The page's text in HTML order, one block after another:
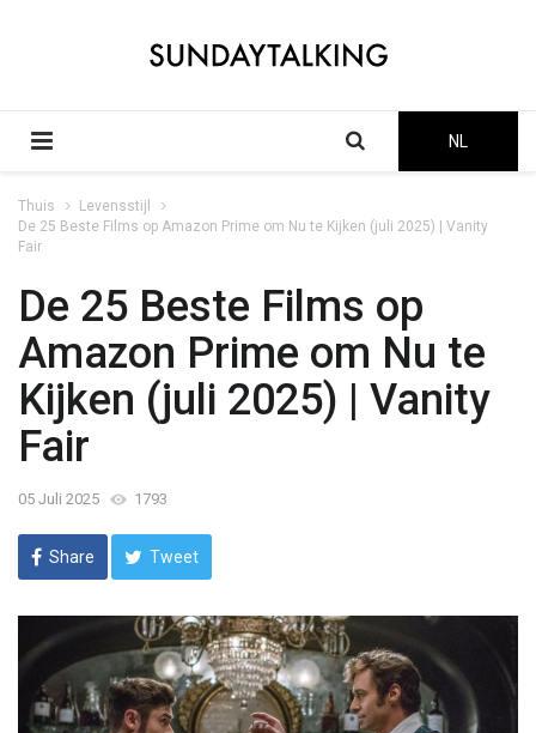
NL
Thuis
Levensstijl
De 25 Beste Films op Amazon Prime om Nu te Kijken (juli 2025) | Vanity
Fair
De 25 Beste Films op
Amazon Prime om Nu te
Kijken (juli 2025) | Vanity
Fair
05 Juli 2025 1793
Share Tweet